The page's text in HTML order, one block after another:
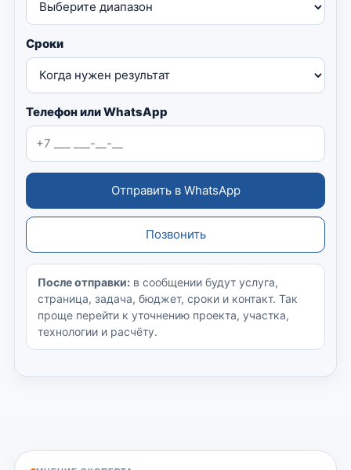
Сроки
Телефон или WhatsApp
Отправить в WhatsApp
Позвонить
После отправки: в сообщении будут услуга,
страница, задача, бюджет, сроки и контакт. Так
проще перейти к уточнению проекта, участка,
технологии и расчёту.